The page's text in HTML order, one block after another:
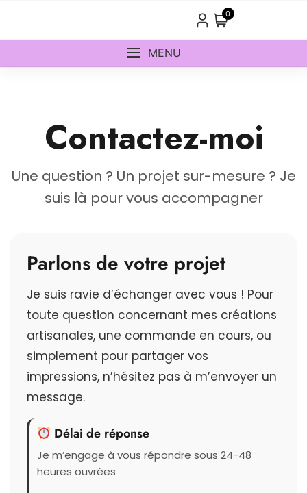
content
0
MENU
Contactez-moi
Une question ? Un projet sur-mesure ? Je
suis là pour vous accompagner
Parlons de votre projet
Je suis ravie d’échanger avec vous ! Pour
toute question concernant mes créations
artisanales, une commande en cours, ou
simplement pour partager vos
impressions, n’hésitez pas à m’envoyer un
message.
Délai de réponse
Je m’engage à vous répondre sous 24-48
heures ouvrées